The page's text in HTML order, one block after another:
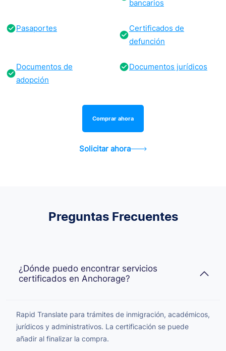
bancarios
Pasaportes
Certificados de
defunción
Documentos de
adopción
Documentos jurídicos
Comprar ahora
Solicitar ahora
Preguntas Frecuentes
¿Dónde puedo encontrar servicios
certificados en Anchorage?
Rapid Translate para trámites de inmigración, académicos,
jurídicos y administrativos. La certificación se puede
añadir al finalizar la compra.